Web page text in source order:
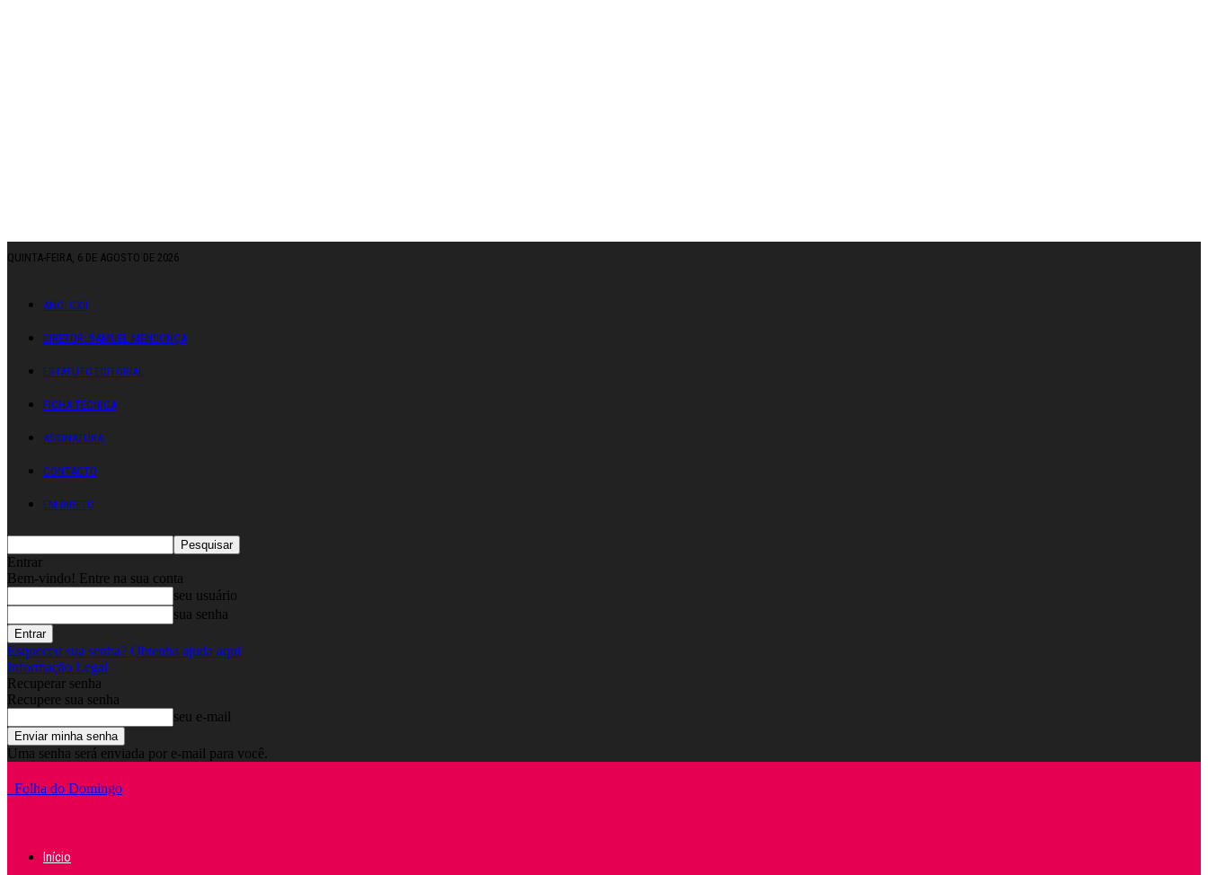
QUINTA-FEIRA, 6 DE AGOSTO DE 2026
ANO: CXII
DIRETOR: SAMUEL MENDONÇA
ESTATUTO EDITORIAL
FICHA TÉCNICA
ASSINATURA
CONTACTO
EM DIRETO
Entrar
Bem-vindo! Entre na sua conta
seu usuário
sua senha
Esqueceu sua senha? Obtenha ajuda aqui
Informação Legal
Recuperar senha
Recupere sua senha
seu e-mail
Uma senha será enviada por e-mail para você.
Folha do Domingo
Início